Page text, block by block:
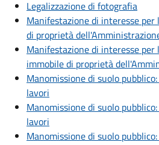
Legalizzazione di fotografia
Manifestazione di interesse
di proprietà
Manifestazione di interesse per
immobile di proprietà
Manomissione di suolo
lavori
Manomissione di suolo
lavori
Manomissione di suolo